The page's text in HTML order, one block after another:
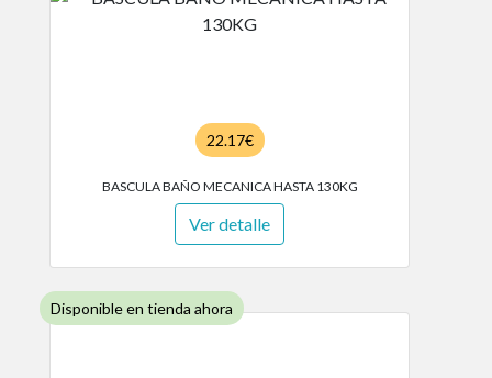
22.17€
BASCULA BAÑO MECANICA HASTA 130KG
Ver detalle
Disponible en tienda ahora